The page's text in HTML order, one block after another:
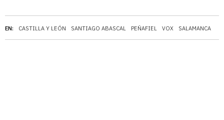
EN: CASTILLA Y LEÓN SANTIAGO ABASCAL PEÑAFIEL VOX SALAMANCA